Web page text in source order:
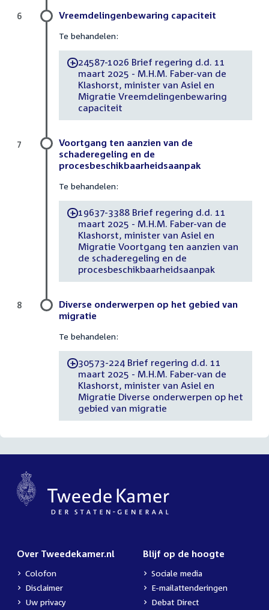
Vreemdelingenbewaring capaciteit
Te behandelen:
-24587-1026 Brief regering d.d. 11
maart 2025 - M.H.M. Faber-van de
Klashorst, minister van Asiel en
Migratie Vreemdelingenbewaring
capaciteit
6
Voortgang ten aanzien van de
schaderegeling en de
procesbeschikbaarheidsaanpak
Te behandelen:
-19637-3388 Brief regering d.d. 11
maart 2025 - M.H.M. Faber-van de
Klashorst, minister van Asiel en
Migratie Voortgang ten aanzien van
de schaderegeling en de
procesbeschikbaarheidsaanpak
7
Diverse onderwerpen op het gebied van
migratie
Te behandelen:
-30573-224 Brief regering d.d. 11
maart 2025 - M.H.M. Faber-van de
Klashorst, minister van Asiel en
Migratie Diverse onderwerpen op het
gebied van migratie
8
Over Tweedekamer.nl
Colofon
Disclaimer
Uw privacy
Blijf op de hoogte
Sociale media
E-mailattenderingen
Debat Direct